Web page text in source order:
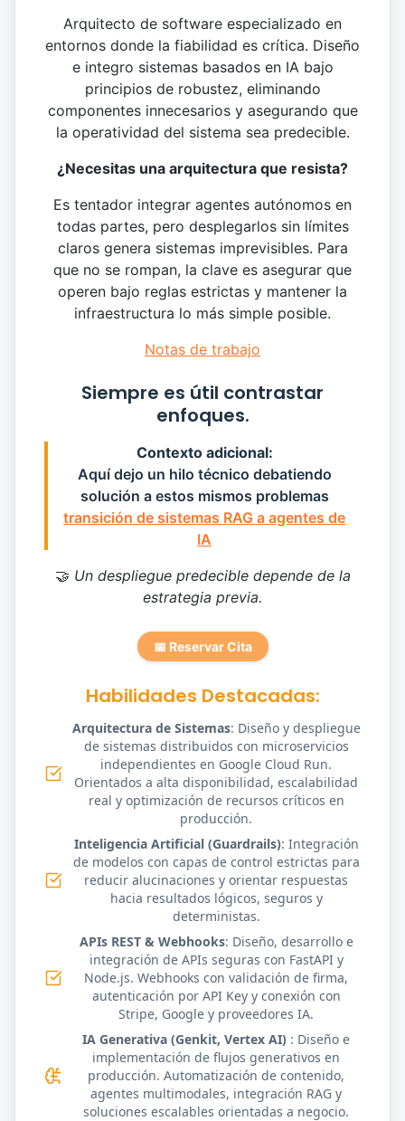
Arquitecto de software especializado en
entornos donde la fiabilidad es crítica. Diseño
e integro sistemas basados en IA bajo
principios de robustez, eliminando
componentes innecesarios y asegurando que
la operatividad del sistema sea predecible.
¿Necesitas una arquitectura que resista?
Es tentador integrar agentes autónomos en
todas partes, pero desplegarlos sin límites
claros genera sistemas imprevisibles. Para
que no se rompan, la clave es asegurar que
operen bajo reglas estrictas y mantener la
infraestructura lo más simple posible.
Notas de trabajo
Siempre es útil contrastar
enfoques.
Contexto adicional:
Aquí dejo un hilo técnico debatiendo
solución a estos mismos problemas
transición de sistemas RAG a agentes de
IA
🤝 Un despliegue predecible depende de la
estrategia previa.
📅 Reservar Cita
Habilidades Destacadas:
Arquitectura de Sistemas: Diseño y despliegue
de sistemas distribuidos con microservicios
independientes en Google Cloud Run.
Orientados a alta disponibilidad, escalabilidad
real y optimización de recursos críticos en
producción.
Inteligencia Artificial (Guardrails): Integración
de modelos con capas de control estrictas para
reducir alucinaciones y orientar respuestas
hacia resultados lógicos, seguros y
deterministas.
APIs REST & Webhooks: Diseño, desarrollo e
integración de APIs seguras con FastAPI y
Node.js. Webhooks con validación de firma,
autenticación por API Key y conexión con
Stripe, Google y proveedores IA.
IA Generativa (Genkit, Vertex AI) : Diseño e
implementación de flujos generativos en
producción. Automatización de contenido,
agentes multimodales, integración RAG y
soluciones escalables orientadas a negocio.